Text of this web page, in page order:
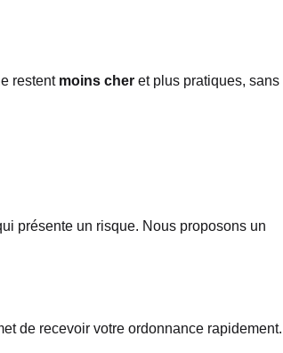
restent moins cher et plus pratiques, sans
présente un risque. Nous proposons un
de recevoir votre ordonnance rapidement.